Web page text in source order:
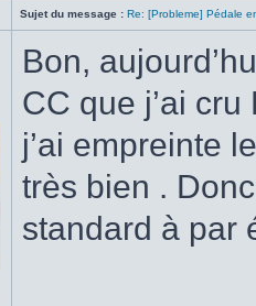
Sujet du message : Re: [Probleme] Pédale
Bon,
CC que j’ai
j’ai empreinte
très bien .
standard à par